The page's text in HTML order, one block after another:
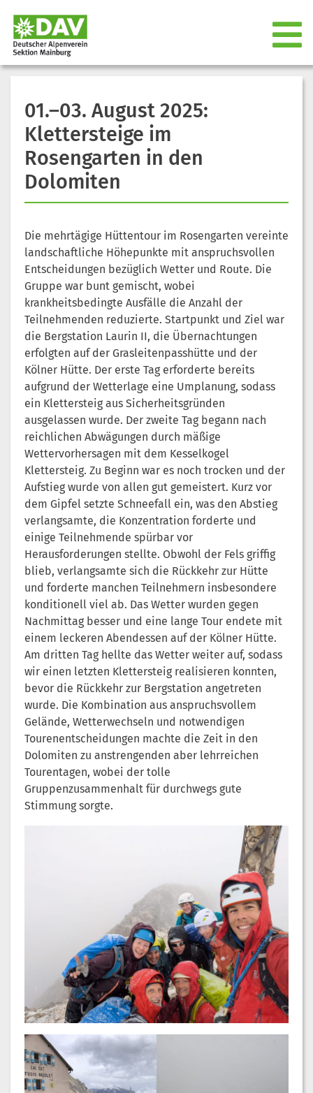
01.–03. August 2025:
Klettersteige im
Rosengarten in den
Dolomiten
Die mehrtägige Hüttentour im Rosengarten vereinte
landschaftliche Höhepunkte mit anspruchsvollen
Entscheidungen bezüglich Wetter und Route. Die
Gruppe war bunt gemischt, wobei
krankheitsbedingte Ausfälle die Anzahl der
Teilnehmenden reduzierte. Startpunkt und Ziel war
die Bergstation Laurin II, die Übernachtungen
erfolgten auf der Grasleitenpasshütte und der
Kölner Hütte. Der erste Tag erforderte bereits
aufgrund der Wetterlage eine Umplanung, sodass
ein Klettersteig aus Sicherheitsgründen
ausgelassen wurde. Der zweite Tag begann nach
reichlichen Abwägungen durch mäßige
Wettervorhersagen mit dem Kesselkogel
Klettersteig. Zu Beginn war es noch trocken und der
Aufstieg wurde von allen gut gemeistert. Kurz vor
dem Gipfel setzte Schneefall ein, was den Abstieg
verlangsamte, die Konzentration forderte und
einige Teilnehmende spürbar vor
Herausforderungen stellte. Obwohl der Fels griffig
blieb, verlangsamte sich die Rückkehr zur Hütte
und forderte manchen Teilnehmern insbesondere
konditionell viel ab. Das Wetter wurden gegen
Nachmittag besser und eine lange Tour endete mit
einem leckeren Abendessen auf der Kölner Hütte.
Am dritten Tag hellte das Wetter weiter auf, sodass
wir einen letzten Klettersteig realisieren konnten,
bevor die Rückkehr zur Bergstation angetreten
wurde. Die Kombination aus anspruchsvollem
Gelände, Wetterwechseln und notwendigen
Tourenentscheidungen machte die Zeit in den
Dolomiten zu anstrengenden aber lehrreichen
Tourentagen, wobei der tolle
Gruppenzusammenhalt für durchwegs gute
Stimmung sorgte.